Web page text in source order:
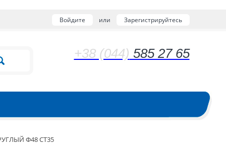
Войдите или Зарегистрируйтесь
+38 (044) 585 27 65
Ф48 СТ35